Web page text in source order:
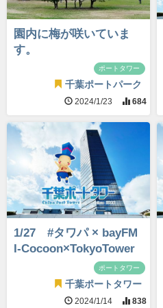
園内に梅が咲いていま
す。
ポートタワー
千葉ポートパーク
2024/1/23 684
1/27 #タワパ × bayFM
I-Cocoon×TokyoTower
ポートタワー
千葉ポートタワー
2024/1/14 838